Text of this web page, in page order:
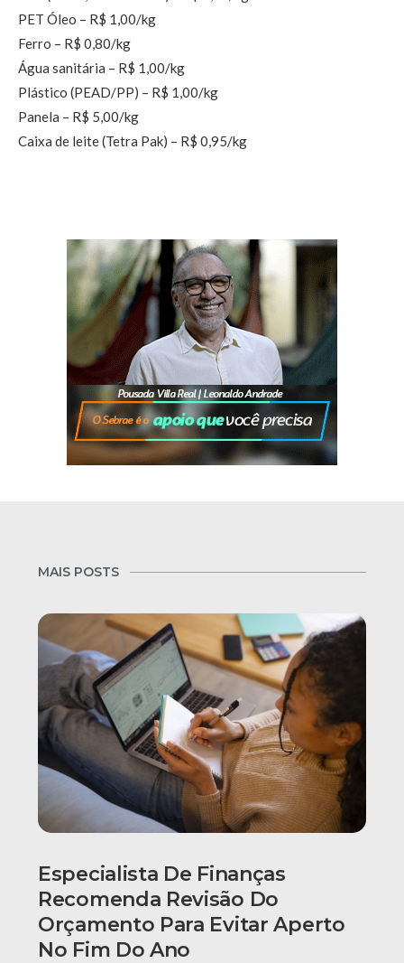
PET Óleo – R$ 1,00/kg
Ferro – R$ 0,80/kg
Água sanitária – R$ 1,00/kg
Plástico (PEAD/PP) – R$ 1,00/kg
Panela – R$ 5,00/kg
Caixa de leite (Tetra Pak) – R$ 0,95/kg
MAIS POSTS
Especialista De Finanças
Recomenda Revisão Do
Orçamento Para Evitar Aperto
No Fim Do Ano